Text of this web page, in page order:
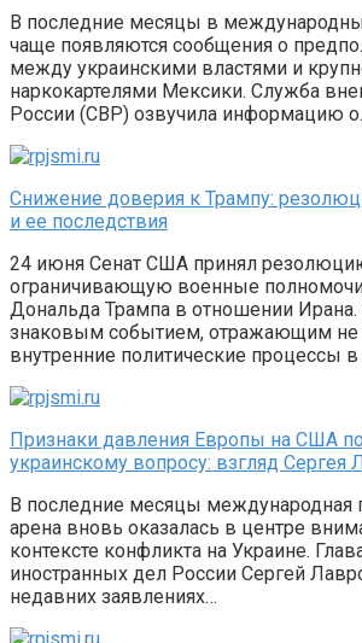
В последние месяцы в
чаще появляются сообщения о
между украинскими властями и
наркокартелями Мексики. Служба
России (СВР) озвучила информацию
Снижение доверия к Трампу:
и ее последствия
24 июня Сенат США принял
ограничивающую военные
Дональда Трампа в отношении Ирана.
знаковым событием, отражающим не
внутренние политические процессы в
Признаки давления Европы на США по
украинскому вопросу: взгляд Сергея
В последние месяцы международная
арена вновь оказалась в центре
контексте конфликта на Украине.
иностранных дел России Сергей
недавних заявлениях…